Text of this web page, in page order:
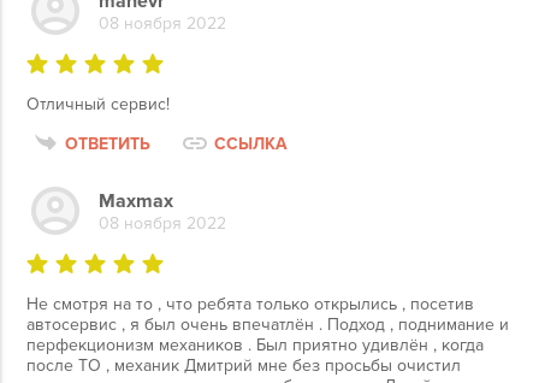
08 ноября 2022
Отличный сервис!
ОТВЕТИТЬ
ССЫЛКА
Maxmax
08 ноября 2022
Не смотря на то , что ребята только открылись , посетив
автосервис , я был очень впечатлён . Подход , поднимание и
перфекционизм механиков . Был приятно удивлён , когда
после ТО , механик Дмитрий мне без просьбы очистил